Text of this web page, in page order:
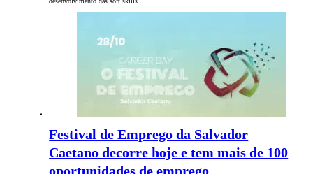
Festival de Emprego da Salvador
Caetano decorre hoje e tem mais de 100
oportunidades de emprego